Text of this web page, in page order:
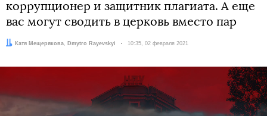
коррупционер и защитник плагиата. А еще
вас могут сводить в церковь вместо пар
Автор:Катя Мещерякова
Редактор: Dmytro Rayevskyi Дата:
10:35, 02 февраля 2021